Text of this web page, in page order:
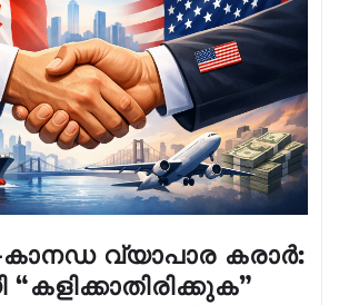
വ്യാപാര കരാർ:
“കളിക്കാതിരിക്കുക”